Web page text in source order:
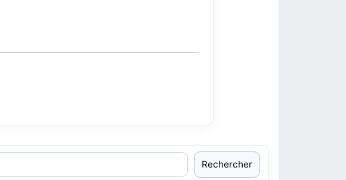
Rechercher